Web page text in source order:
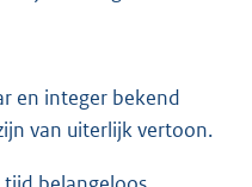
en integer bekend
van uiterlijk vertoon.